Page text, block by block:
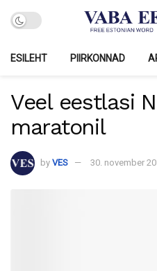
ESILEHT PIIRKONNAD
Veel eestlasi
maratonil
by VES 30. november